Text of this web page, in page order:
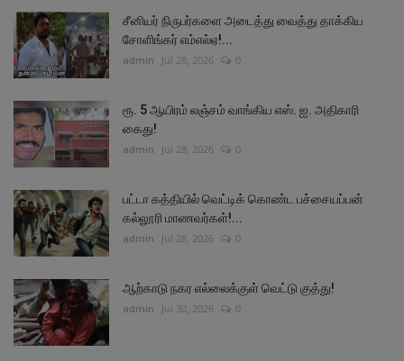
சீனியர் நிருபர்களை அடைத்து வைத்து தாக்கிய
சோளிங்கர் எம்எல்ஏ!...
admin Jul 28, 2026 0
ரூ. 5 ஆயிரம் லஞ்சம் வாங்கிய எஸ். ஐ. அதிகாரி
கைது!
admin Jul 28, 2026 0
பட்டா கத்தியில் வெட்டிக் கொண்ட பச்சையப்பன்
கல்லூரி மாணவர்கள்!...
admin Jul 28, 2026 0
ஆற்காடு நகர எல்லைக்குள் வெட்டு குத்து!
admin Jul 30, 2026 0